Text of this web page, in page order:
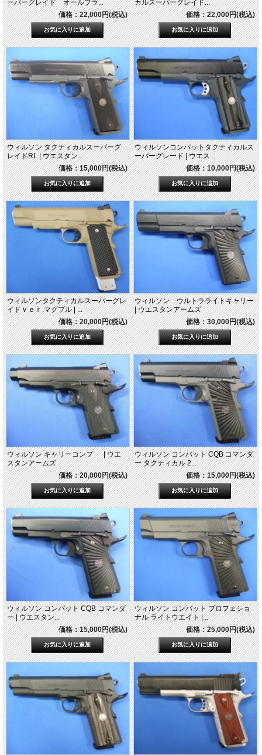
ーパーグレイド オールブラ...
価格：22,000円(税込)
カルスーパーグレイド...
価格：22,000円(税込)
ウィルソン タクティカルスーパーグ
レイドRL | ウエスタン...
価格：15,000円(税込)
ウィルソンコンバットタクティカルス
ーパーグレード | ウエス...
価格：10,000円(税込)
ウィルソンタクティカルスーパーグレ
イドＶｅｒ.マグプル | ...
価格：20,000円(税込)
ウィルソン ウルトラライトキャリー
| ウエスタンアームズ
価格：30,000円(税込)
ウィルソン キャリーコンプ | ウエ
スタンアームズ
価格：20,000円(税込)
ウィルソン コンバット CQB コマンダ
ー タクティカル 2...
価格：15,000円(税込)
ウィルソン コンバット CQB コマンダ
ー | ウエスタン...
価格：15,000円(税込)
ウィルソン コンバット プロフェショ
ナル ライトウエイト |...
価格：25,000円(税込)